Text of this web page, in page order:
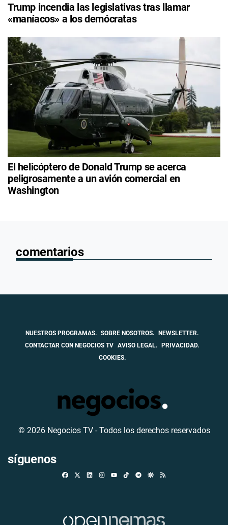
Trump incendia las legislativas tras llamar
«maníacos» a los demócratas
El helicóptero de Donald Trump se acerca
peligrosamente a un avión comercial en
Washington
comentarios
NUESTROS PROGRAMAS. SOBRE NOSOTROS. NEWSLETTER.
CONTACTAR CON NEGOCIOS TV AVISO LEGAL. PRIVACIDAD.
COOKIES.
© 2026 Negocios TV - Todos los derechos reservados
síguenos
FacebookLinkedinInstagramTikTokTelegramGoogle Discover